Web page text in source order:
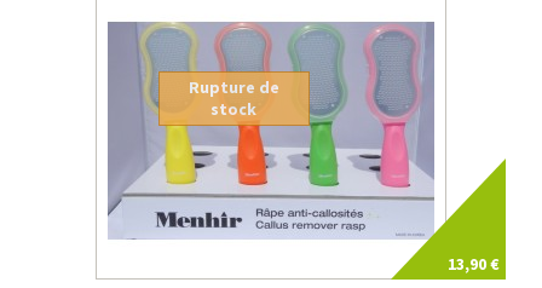
13,90 €
Rupture de
stock